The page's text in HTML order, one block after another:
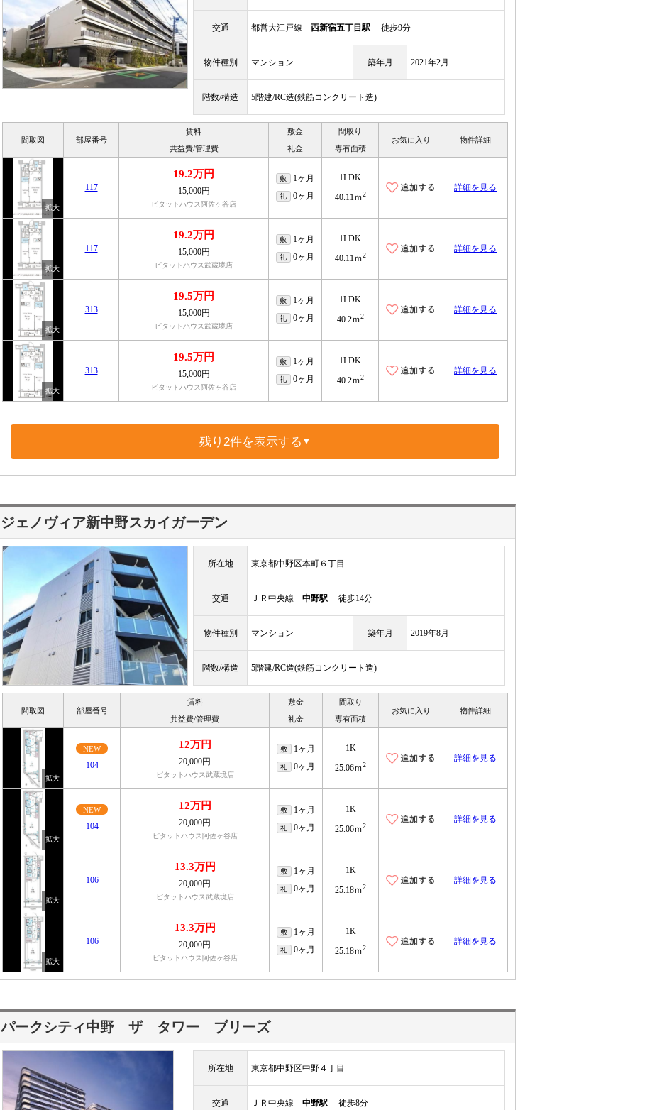
交通 都営大江戸線 西新宿五丁目駅 徒歩9分
物件種別 マンション 築年月 2021年2月
階数/構造 5階建/RC造(鉄筋コンクリート造)
間取図 部屋番号
賃料
共益費/管理費
敷金
礼金
間取り
専有面積
お気に入り 物件詳細
117
19.2万円
15,000円
ピタットハウス阿佐ヶ谷店
敷 1ヶ月
礼 0ヶ月
1LDK
40.11ｍ2
詳細を見る
117
19.2万円
15,000円
ピタットハウス武蔵境店
敷 1ヶ月
礼 0ヶ月
1LDK
40.11ｍ2
詳細を見る
313
19.5万円
15,000円
ピタットハウス武蔵境店
敷 1ヶ月
礼 0ヶ月
1LDK
40.2ｍ2
詳細を見る
313
19.5万円
15,000円
ピタットハウス阿佐ヶ谷店
敷 1ヶ月
礼 0ヶ月
1LDK
40.2ｍ2
詳細を見る
残り2件を表示する ▼
ジェノヴィア新中野スカイガーデン
所在地 東京都中野区本町６丁目
交通 ＪＲ中央線 中野駅 徒歩14分
物件種別 マンション 築年月 2019年8月
階数/構造 5階建/RC造(鉄筋コンクリート造)
間取図 部屋番号
賃料
共益費/管理費
敷金
礼金
間取り
専有面積
お気に入り 物件詳細
NEW
104
12万円
20,000円
ピタットハウス武蔵境店
敷 1ヶ月
礼 0ヶ月
1K
25.06ｍ2
詳細を見る
NEW
104
12万円
20,000円
ピタットハウス阿佐ヶ谷店
敷 1ヶ月
礼 0ヶ月
1K
25.06ｍ2
詳細を見る
106
13.3万円
20,000円
ピタットハウス武蔵境店
敷 1ヶ月
礼 0ヶ月
1K
25.18ｍ2
詳細を見る
106
13.3万円
20,000円
ピタットハウス阿佐ヶ谷店
敷 1ヶ月
礼 0ヶ月
1K
25.18ｍ2
詳細を見る
パークシティ中野 ザ タワー ブリーズ
所在地 東京都中野区中野４丁目
交通 ＪＲ中央線 中野駅 徒歩8分